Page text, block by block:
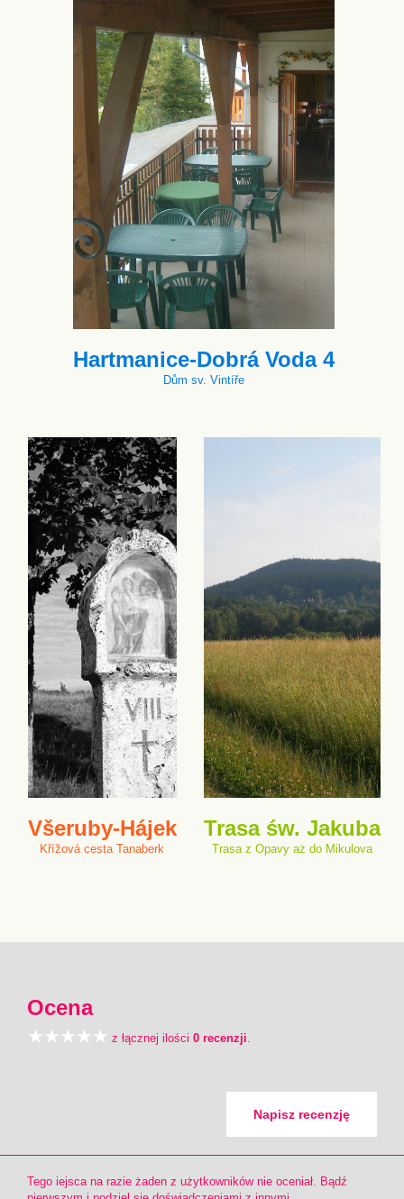
Hartmanice-Dobrá Voda 4
Dům sv. Vintíře
Všeruby-Hájek
Křížová cesta Tanaberk
Trasa św. Jakuba
Trasa z Opavy aż do Mikulova
Ocena
z łącznej ilości 0 recenzji.
Napisz recenzję
Tego iejsca na razie żaden z użytkowników nie oceniał. Bądź